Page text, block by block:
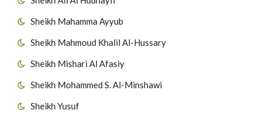
Sheikh Mahamma Ayyub
Sheikh Mahmoud Khalil Al-Hussary
Sheikh Mishari Al Afasiy
Sheikh Mohammed S. Al-Minshawi
Sheikh Yusuf